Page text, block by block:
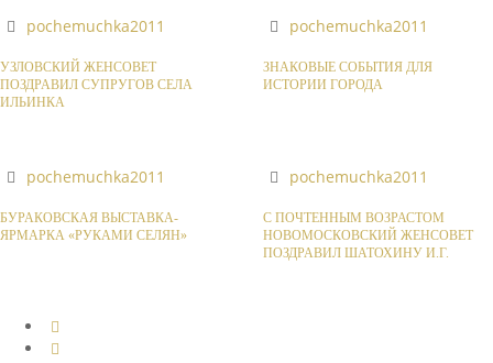
pochemuchka2011
УЗЛОВСКИЙ ЖЕНСОВЕТ
ПОЗДРАВИЛ СУПРУГОВ СЕЛА
ИЛЬИНКА
pochemuchka2011
ЗНАКОВЫЕ СОБЫТИЯ ДЛЯ
ИСТОРИИ ГОРОДА
pochemuchka2011
БУРАКОВСКАЯ ВЫСТАВКА-
ЯРМАРКА «РУКАМИ СЕЛЯН»
pochemuchka2011
С ПОЧТЕННЫМ ВОЗРАСТОМ
НОВОМОСКОВСКИЙ ЖЕНСОВЕТ
ПОЗДРАВИЛ ШАТОХИНУ И.Г.